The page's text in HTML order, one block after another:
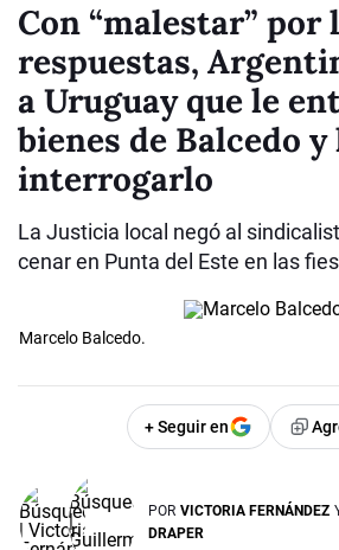
Con “malestar” por
respuestas,
a Uruguay que le
bienes de Balcedo
interrogarlo
La Justicia local negó al
cenar en Punta del Este en las
Marcelo Balcedo.
+ Seguir en
POR VICTORIA FERNÁNDEZ
DRAPER